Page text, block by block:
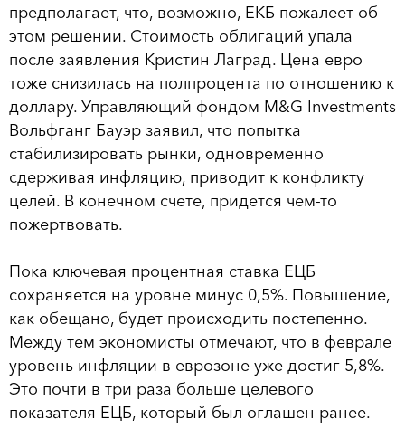
предполагает, что, возможно, ЕКБ пожалеет об
этом решении. Стоимость облигаций упала
после заявления Кристин Лаград. Цена евро
тоже снизилась на полпроцента по отношению к
доллару. Управляющий фондом M&G Investments
Вольфганг Бауэр заявил, что попытка
стабилизировать рынки, одновременно
сдерживая инфляцию, приводит к конфликту
целей. В конечном счете, придется чем-то
пожертвовать.
Пока ключевая процентная ставка ЕЦБ
сохраняется на уровне минус 0,5%. Повышение,
как обещано, будет происходить постепенно.
Между тем экономисты отмечают, что в феврале
уровень инфляции в еврозоне уже достиг 5,8%.
Это почти в три раза больше целевого
показателя ЕЦБ, который был оглашен ранее.